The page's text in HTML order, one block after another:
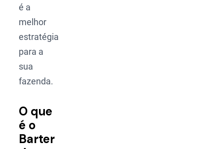
é a
melhor
estratégia
para a
sua
fazenda.
O que
é o
Barter